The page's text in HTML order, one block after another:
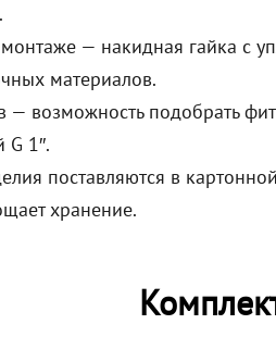
— накидная гайка с
материалов.
— возможность подобрать
1″.
поставляются в
хранение.